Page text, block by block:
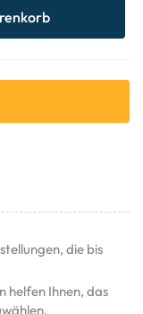
die bis
helfen Ihnen, das